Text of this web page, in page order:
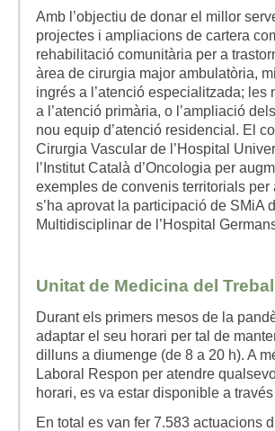
Amb l’objectiu de donar el millor
projectes i ampliacions de cartera
rehabilitació comunitària per a
àrea de cirurgia major ambulatòria,
ingrés a l’atenció especialitzada;
a l’atenció primària, o l’ampliació
nou equip d’atenció residencial. El
Cirurgia Vascular de l’Hospital
l’Institut Català d’Oncologia per
exemples de convenis territorials
s’ha aprovat la participació de SMiA
Multidisciplinar de l’Hospital
Unitat de Medicina del Treball
Durant els primers mesos de la
adaptar el seu horari per tal de
dilluns a diumenge (de 8 a 20 h). A
Laboral Respon per atendre
horari, es va estar disponible a
En total es van fer 7.583 actuacions